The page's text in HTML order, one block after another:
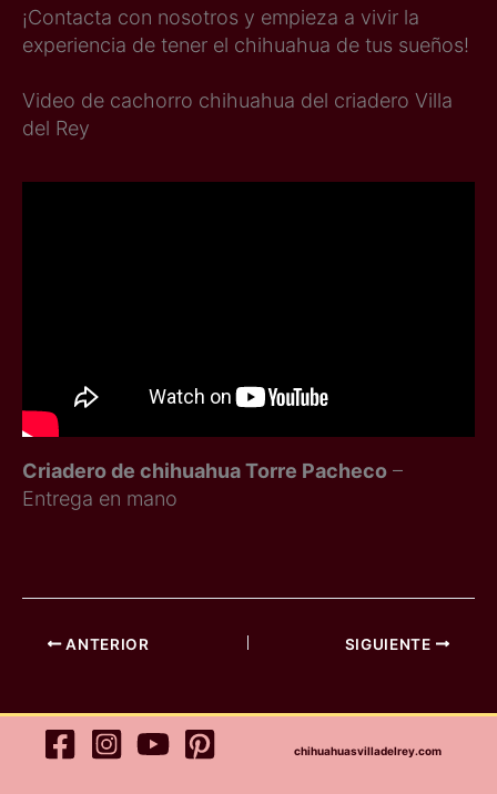
¡Contacta con nosotros y empieza a vivir la
experiencia de tener el chihuahua de tus sueños!
Video de cachorro chihuahua del criadero Villa
del Rey
Criadero de chihuahua Torre Pacheco –
Entrega en mano
ANTERIOR SIGUIENTE
chihuahuasvilladelrey.com